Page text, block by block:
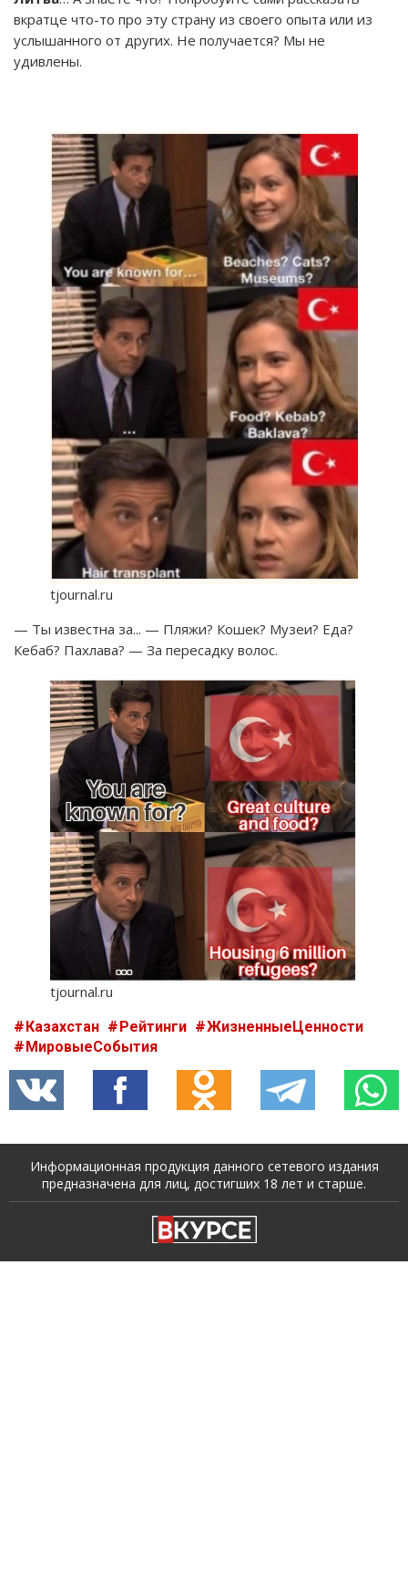
вкратце что-то про эту страну из своего опыта или из
услышанного от других. Не получается? Мы не
удивлены.
tjournal.ru
— Ты известна за... — Пляжи? Кошек? Музеи? Еда?
Кебаб? Пахлава? — За пересадку волос.
tjournal.ru
Казахстан Рейтинги
ЖизненныеЦенности
МировыеСобытия
Информационная продукция данного сетевого издания
предназначена для лиц, достигших 18 лет и старше.